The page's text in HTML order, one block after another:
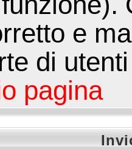
e
di
pagina